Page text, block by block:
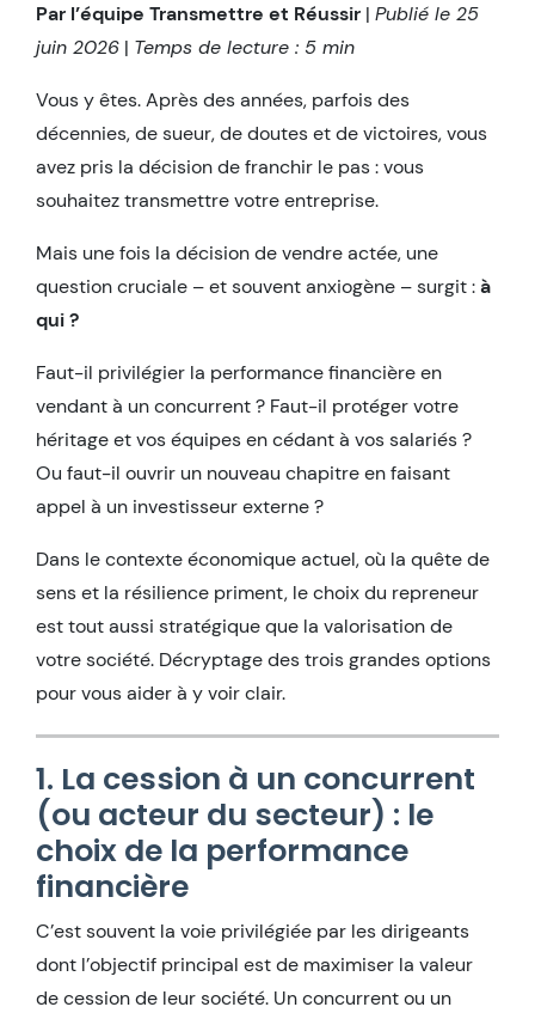
Par l’équipe Transmettre et Réussir | Publié le 25
juin 2026 | Temps de lecture : 5 min
Vous y êtes. Après des années, parfois des
décennies, de sueur, de doutes et de victoires, vous
avez pris la décision de franchir le pas : vous
souhaitez transmettre votre entreprise.
Mais une fois la décision de vendre actée, une
question cruciale – et souvent anxiogène – surgit :à
qui ?
Faut-il privilégier la performance financière en
vendant à un concurrent ? Faut-il protéger votre
héritage et vos équipes en cédant à vos salariés ?
Ou faut-il ouvrir un nouveau chapitre en faisant
appel à un investisseur externe ?
Dans le contexte économique actuel, où la quête de
sens et la résilience priment, le choix du repreneur
est tout aussi stratégique que la valorisation de
votre société. Décryptage des trois grandes options
pour vous aider à y voir clair.
1. La cession à un concurrent
(ou acteur du secteur) : le
choix de la performance
financière
C’est souvent la voie privilégiée par les dirigeants
dont l’objectif principal est de maximiser la valeur
de cession de leur société. Un concurrent ou un